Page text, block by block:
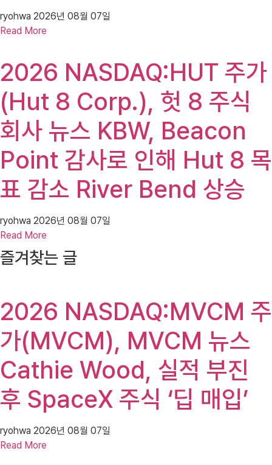
ryohwa 2026년 08월 07일
Read More
2026 NASDAQ:HUT 주가
(Hut 8 Corp.), 헛 8 주식
회사 뉴스 KBW, Beacon
Point 감사로 인해 Hut 8 목
표 감소 River Bend 상승
ryohwa 2026년 08월 07일
Read More
즐겨찾는 글
2026 NASDAQ:MVCM 주
가(MVCM), MVCM 뉴스
Cathie Wood, 실적 부진
후 SpaceX 주식 ‘딥 매입’
ryohwa 2026년 08월 07일
Read More